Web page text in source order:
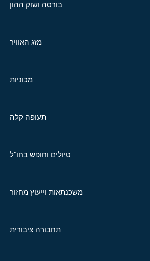
בורסה ושוק ההון
מזג האוויר
מכוניות
תעופה קלה
טיולים וחופש בחו"ל
משכנתאות וייעוץ מחזור
תחבורה ציבורית